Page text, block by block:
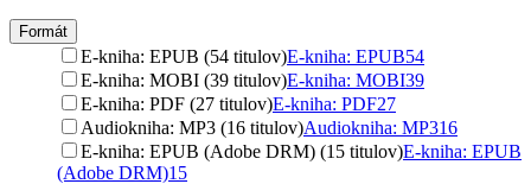
Formát
E-kniha: EPUB (54 titulov)E-kniha: EPUB54
E-kniha: MOBI (39 titulov)E-kniha: MOBI39
E-kniha: PDF (27 titulov)E-kniha: PDF27
Audiokniha: MP3 (16 titulov)Audiokniha: MP316
E-kniha: EPUB (Adobe DRM) (15 titulov)E-kniha: EPUB
(Adobe DRM)15